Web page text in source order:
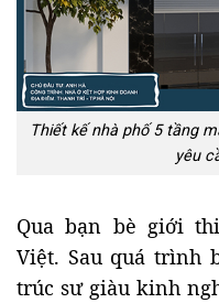
Thiết kế nhà phố 5 tầng
yêu
Qua bạn bè giới
Việt. Sau quá trình
trúc sư giàu kinh